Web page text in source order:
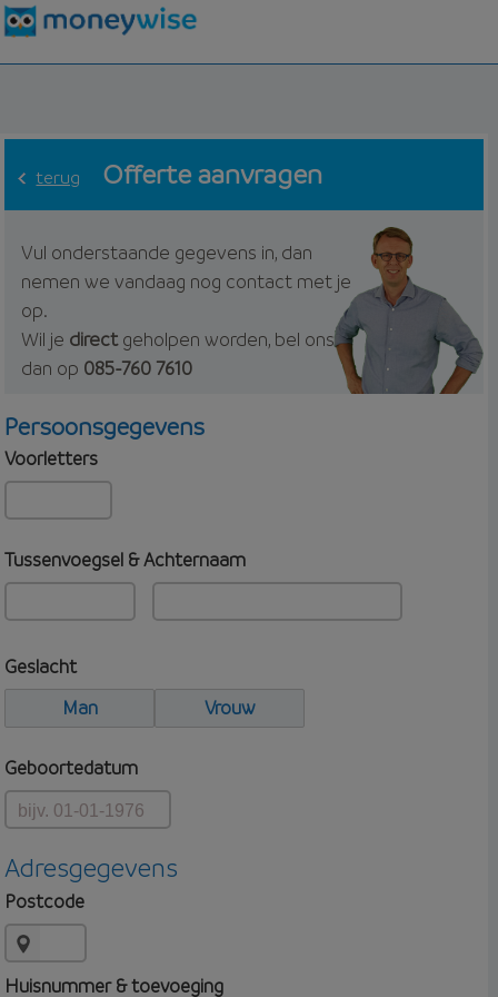
terug Offerte aanvragen
Vul onderstaande gegevens in, dan
nemen we vandaag nog contact met je
op.
Wil je directgeholpen worden, bel ons
dan op 085-760 7610
Persoonsgegevens
Voorletters
Tussenvoegsel & Achternaam
Geslacht
Man
Vrouw
Geboortedatum
Adresgegevens
Postcode
Huisnummer & toevoeging